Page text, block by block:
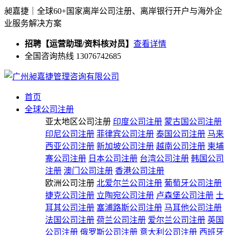
昶嘉捷｜全球60+国家离岸公司注册、离岸银行开户与海外企
业服务解决方案
招聘【运营助理/资料核对员】 查看详情
全国咨询热线 13076742685
首页
全球公司注册
亚太地区公司注册 印度公司注册 蒙古国公司注册
印尼公司注册 菲律宾公司注册 泰国公司注册 马来
西亚公司注册 新加坡公司注册 越南公司注册 柬埔
寨公司注册 日本公司注册 台湾公司注册 韩国公司
注册 澳门公司注册 香港公司注册
欧洲公司注册 北爱尔兰公司注册 葡萄牙公司注册
捷克公司注册 立陶宛公司注册 卢森堡公司注册 土
耳其公司注册 塞浦路斯公司注册 马耳他公司注册
法国公司注册 荷兰公司注册 爱尔兰公司注册 英国
公司注册 俄罗斯公司注册 意大利公司注册 西班牙